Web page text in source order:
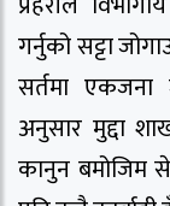
गर्नुको सट्टा
सर्तमा
अनुसार मुद्दा
कानुन बमोजिम